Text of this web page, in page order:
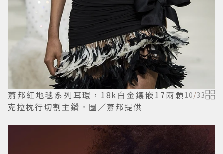
蕭邦紅地毯系列耳環，18k白金鑲嵌17兩顆
克拉枕行切割主鑽。圖／蕭邦提供
10/33